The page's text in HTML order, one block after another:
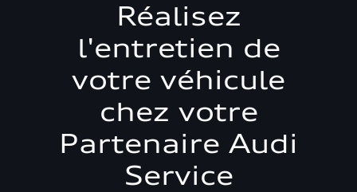
Réalisez
l'entretien de
votre véhicule
chez votre
Partenaire Audi
Service